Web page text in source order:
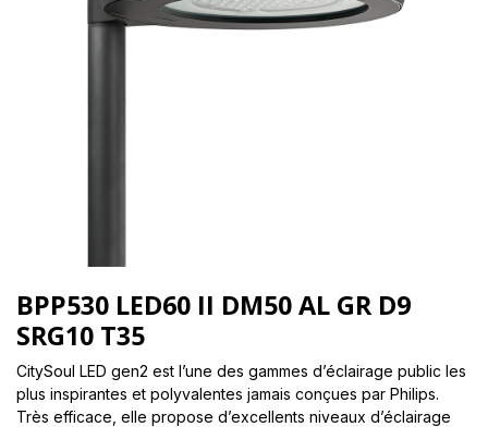
BPP530 LED60 II DM50 AL GR D9
SRG10 T35
CitySoul LED gen2 est l’une des gammes d’éclairage public les
plus inspirantes et polyvalentes jamais conçues par Philips.
Très efficace, elle propose d’excellents niveaux d’éclairage